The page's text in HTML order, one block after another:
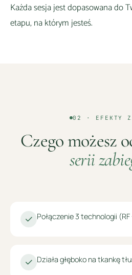
Każda sesja jest dopasowana do
etapu, na którym jesteś.
02 · EFEKTY
Czego możesz
serii
Połączenie 3 technologii
Działa głęboko na tkankę